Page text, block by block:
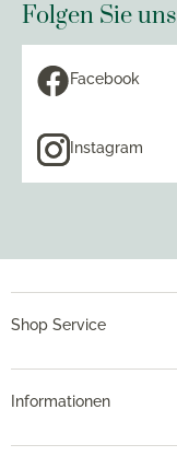
Folgen Sie uns
Facebook
Instagram
Shop Service
Informationen